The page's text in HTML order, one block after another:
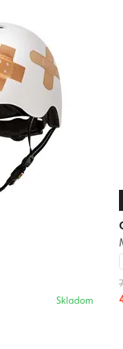
Skladom